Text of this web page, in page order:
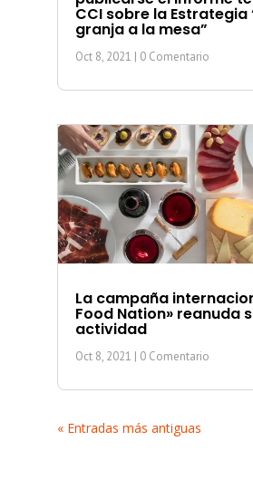
CCI sobre la Estrategia
granja a la mesa”
Oct 8, 2021 | 0 Comentario
La campaña
Food Nation» reanuda
actividad
Oct 8, 2021 | 0 Comentario
« Entradas más antiguas